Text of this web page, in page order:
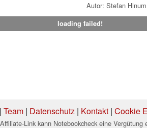
Autor: Stefan
loading failed!
| Team | Datenschutz | Kontakt | Cookie
Link kann Notebookcheck eine